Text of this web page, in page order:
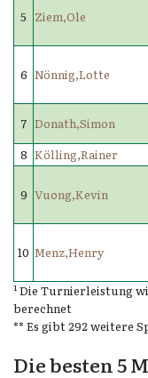
5 Ziem,Ole
6 Nönnig,Lotte
7 Donath,Simon
8 Kölling,Rainer
9 Vuong,Kevin
10 Menz,Henry
¹ Die Turnierleistung
berechnet
** Es gibt 292 weitere
Die besten 5